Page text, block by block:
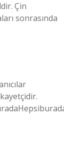
Çin
sonrasında